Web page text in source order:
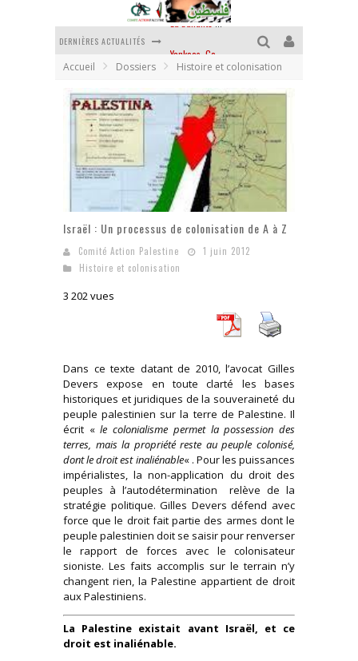
DERNIÈRES ACTUALITÉS
Chantage terroriste
La révolution ou rien
Des accords de paix sans le peuple et contre le peuple
La puissance américaine en peau de chagrin
La banalité du mal colonial
Accueil Dossiers Histoire et colonisation
Israël : Un processus de colonisation de A à Z
Comité Action Palestine
1 juin 2012
Histoire et colonisation
3 202 vues
Dans ce texte datant de 2010, l’avocat Gilles
Devers expose en toute clarté les bases
historiques et juridiques de la souveraineté du
peuple palestinien sur la terre de Palestine. Il
écrit «le colonialisme permet la possession des
terres, mais la propriété reste au peuple colonisé,
dont le droit est inaliénable« . Pour les puissances
impérialistes, la non-application du droit des
peuples à l’autodétermination relève de la
stratégie politique. Gilles Devers défend avec
force que le droit fait partie des armes dont le
peuple palestinien doit se saisir pour renverser
le rapport de forces avec le colonisateur
sioniste. Les faits accomplis sur le terrain n’y
changent rien, la Palestine appartient de droit
aux Palestiniens.
La Palestine existait avant Israël, et ce
droit est inaliénable.